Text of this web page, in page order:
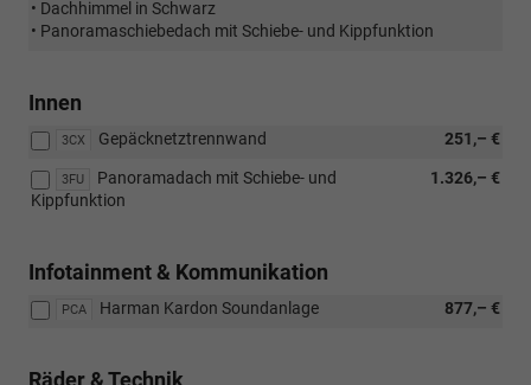
• Dachhimmel in Schwarz
• Panoramaschiebedach mit Schiebe- und Kippfunktion
Innen
3CX 251,– €
Gepäcknetztrennwand
3FU 1.326,– €
Panoramadach mit Schiebe- und
Kippfunktion
Infotainment & Kommunikation
PCA 877,– €
Harman Kardon Soundanlage
Räder & Technik